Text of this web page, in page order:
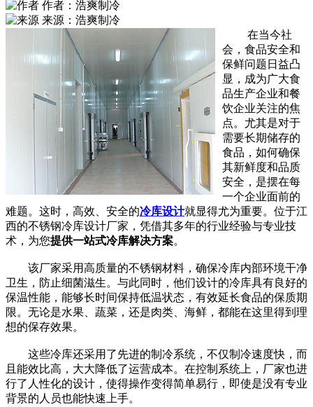
作者：浩爽制冷
来源：浩爽制冷
在当今社
会，食品安全和
保鲜问题日益凸
显，成为广大食
品生产企业和餐
饮企业关注的焦
点。尤其是对于
需要长期储存的
食品，如何确保
其新鲜度和品质
安全，是摆在每
一个企业面前的
难题。这时，高效、安全的冷库设计就显得尤为重要。位于江
西的不锈钢冷库设计厂家，凭借其多年的行业经验与专业技
术，为您提供一站式冷库解决方案。
该厂家采用高质量的不锈钢材料，确保冷库内部环境干净
卫生，防止细菌滋生。与此同时，他们设计的冷库具有良好的
保温性能，能够长时间保持低温状态，有效延长食品的保质期
限。无论是水果、蔬菜，还是肉类、海鲜，都能在这里得到理
想的保存效果。
这些冷库还采用了先进的制冷系统，不仅制冷速度快，而
且能效比高，大大降低了运营成本。在控制系统上，厂家也进
行了人性化的设计，使得操作变得简单易行，即使是没有专业
背景的人员也能快速上手。